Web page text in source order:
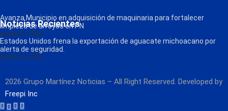
Radio
Noticias Recientes
Avanza Municipio en adquisición de maquinaria para fortalecer
limpieza de arroyos en PN
agosto 6, 2026
Estados Unidos frena la exportación de aguacate michoacano por
alerta de seguridad.
agosto 6, 2026
2026 Grupo Martínez Noticias – All Right Reserved. Developed by
Freepi Inc